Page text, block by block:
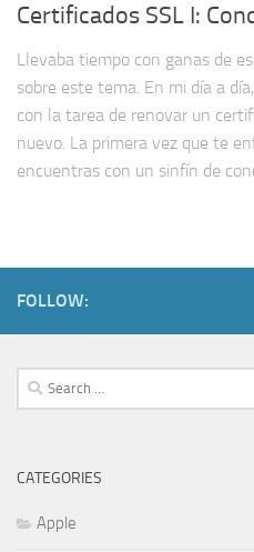
Certificados SSL I:
Llevaba tiempo con ganas de
sobre este tema. En mi día a
con la tarea de renovar un
nuevo. La primera vez que te
encuentras con un sinfín de
FOLLOW:
Search
for:
CATEGORIES
Apple